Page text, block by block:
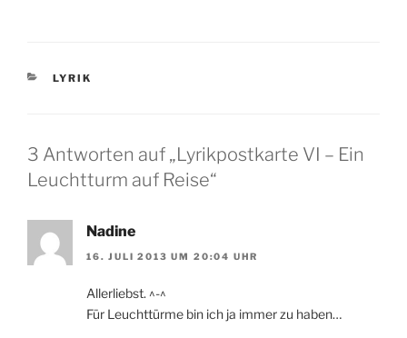
KATEGORIEN
LYRIK
3 Antworten auf „Lyrikpostkarte VI – Ein
Leuchtturm auf Reise“
Nadine
16. JULI 2013 UM 20:04 UHR
Allerliebst. ^-^
Für Leuchttürme bin ich ja immer zu haben…